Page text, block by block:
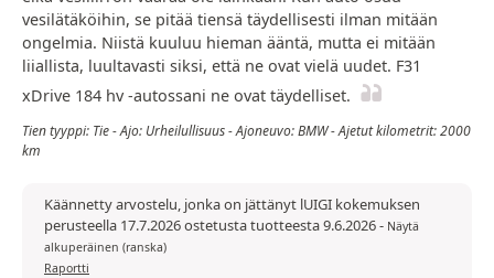
vesilätäköihin, se pitää tiensä täydellisesti ilman mitään
ongelmia. Niistä kuuluu hieman ääntä, mutta ei mitään
liiallista, luultavasti siksi, että ne ovat vielä uudet. F31
xDrive 184 hv -autossani ne ovat täydelliset.
Tien tyyppi: Tie - Ajo: Urheilullisuus - Ajoneuvo: BMW - Ajetut kilometrit: 2000
km
Käännetty arvostelu, jonka on jättänyt lUIGI kokemuksen
perusteella 17.7.2026 ostetusta tuotteesta 9.6.2026- Näytä
alkuperäinen (ranska)
Raportti